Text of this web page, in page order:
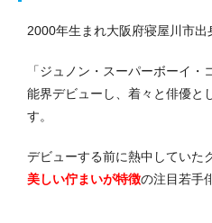
2000年生まれ大阪府寝屋川市出
「ジュノン・スーパーボーイ
能界デビューし、着々と俳優と
す。
デビューする前に熱中していた
美しい佇まいが特徴の注目若手